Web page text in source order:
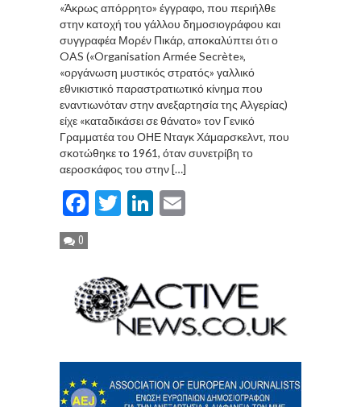
«Άκρως απόρρητο» έγγραφο, που περιήλθε
στην κατοχή του γάλλου δημοσιογράφου και
συγγραφέα Μορέν Πικάρ, αποκαλύπτει ότι ο
OAS («Organisation Armée Secrète»,
«οργάνωση μυστικός στρατός» γαλλικό
εθνικιστικό παραστρατιωτικό κίνημα που
εναντιωνόταν στην ανεξαρτησία της Αλγερίας)
είχε «καταδικάσει σε θάνατο» τον Γενικό
Γραμματέα του ΟΗΕ Νταγκ Χάμαρσκελντ, που
σκοτώθηκε το 1961, όταν συνετρίβη το
αεροσκάφος του στην […]
Facebook
TwitterLinkedIn
0